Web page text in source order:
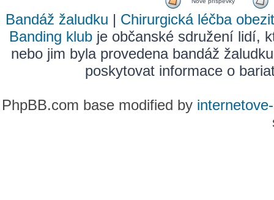
Bandáž žaludku | Chirurgická léčba
Banding klub je občanské sdružení lidí,
nebo jim byla provedena bandáž
poskytovat informace o
PhpBB.com base modified by